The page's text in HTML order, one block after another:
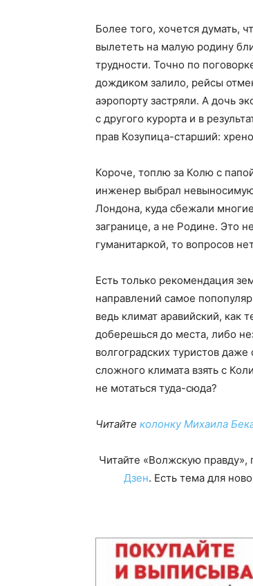
Более того, хочется думать,
вылететь на малую родину
трудности. Точно по
дождиком залило, рейсы
аэропорту застряли. А дочь
с другого курорта и в
прав Козупица-старший:
Короче, топлю за Колю с
инженер выбрал
Лондона, куда сбежали
загранице, а не Родине. Это
гуманитаркой, то вопросов
Есть только рекомендация
направлений самое
ведь климат аравийский, как
доберешься до места, либо
волгоградских туристов
сложного климата взять с
не мотаться туда-сюда?
Читайте колонку Михаила
Читайте «Волжскую правду»,
Дзен. Есть тема для